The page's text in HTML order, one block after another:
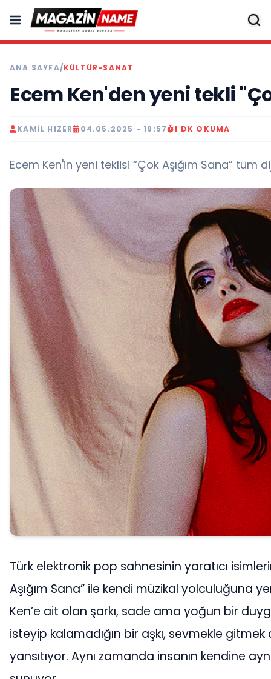
ANA SAYFA/KÜLTÜR-SANAT
Ecem Ken'den yeni tekli
KAMIL HIZER 04.05.2025 - 19:57 1 DK OKUMA
Ecem Ken'in yeni teklisi “Çok Aşığım Sana”
Türk elektronik pop sahnesinin yaratıcı
Aşığım Sana” ile kendi müzikal yolculuğuna
Ken’e ait olan şarkı, sade ama yoğun bir
isteyip kalamadığın bir aşkı, sevmekle
yansıtıyor. Aynı zamanda insanın kendine